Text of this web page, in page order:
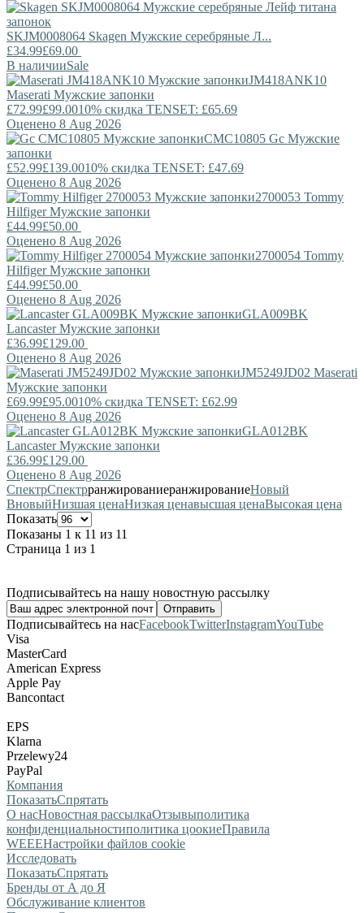
SKJM0008064 Skagen Мужские серебряные Л...
£34.99£69.00
В наличииSale
JM418ANK10
Maserati Мужские запонки
£72.99£99.0010% скидка TENSET: £65.69
Оценено 8 Aug 2026
CMC10805 Gc Мужские
запонки
£52.99£139.0010% скидка TENSET: £47.69
Оценено 8 Aug 2026
2700053 Tommy
HilfigerМужские запонки
£44.99£50.00
Оценено 8 Aug 2026
2700054 Tommy
HilfigerМужские запонки
£44.99£50.00
Оценено 8 Aug 2026
GLA009BK
LancasterМужские запонки
£36.99£129.00
Оценено 8 Aug 2026
JM5249JD02 Maserati
Мужские запонки
£69.99£95.0010% скидка TENSET: £62.99
Оценено 8 Aug 2026
GLA012BK
LancasterМужские запонки
£36.99£129.00
Оценено 8 Aug 2026
СпектрСпектрранжированиеранжированиеНовый
ВновыйНизшая ценаНизкая ценавысшая ценаВысокая цена
Показать
Показаны 1 к 11 из 11
Страница 1 из 1
Подписывайтесь на нашу новостную рассылку
Подписывайтесь на насFacebookTwitterInstagramYouTube
Visa
MasterCard
American Express
Apple Pay
Bancontact
EPS
Klarna
Przelewy24
PayPal
Компания
ПоказатьСпрятать
О насНовостная рассылкаОтзывыполитика
конфиденциальностиполитика цоокиеПравила
WEEEНастройки файлов cookie
Исследовать
ПоказатьСпрятать
Бренды от А до Я
Обслуживание клиентов